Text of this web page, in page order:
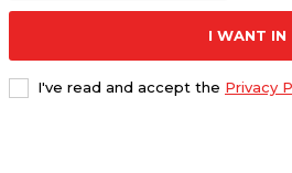
I WANT IN
I've read and accept the Privacy